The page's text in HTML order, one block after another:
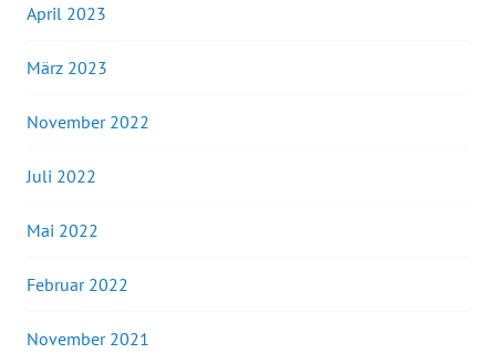
April 2023
März 2023
November 2022
Juli 2022
Mai 2022
Februar 2022
November 2021